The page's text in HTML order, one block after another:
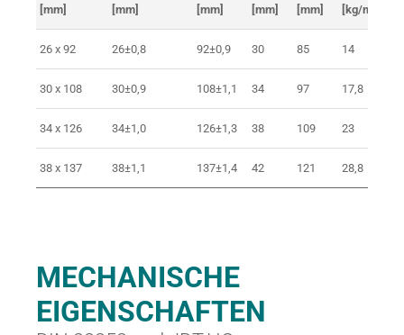
[mm]
[mm]
[mm]
[mm]
[mm]
[kg/m]
26 x 92 26±0,8 92±0,9 30 85 14
30 x 108 30±0,9 108±1,1 34 97 17,8
34 x 126 34±1,0 126±1,3 38 109 23
38 x 137 38±1,1 137±1,4 42 121 28,8
MECHANISCHE
EIGENSCHAFTEN